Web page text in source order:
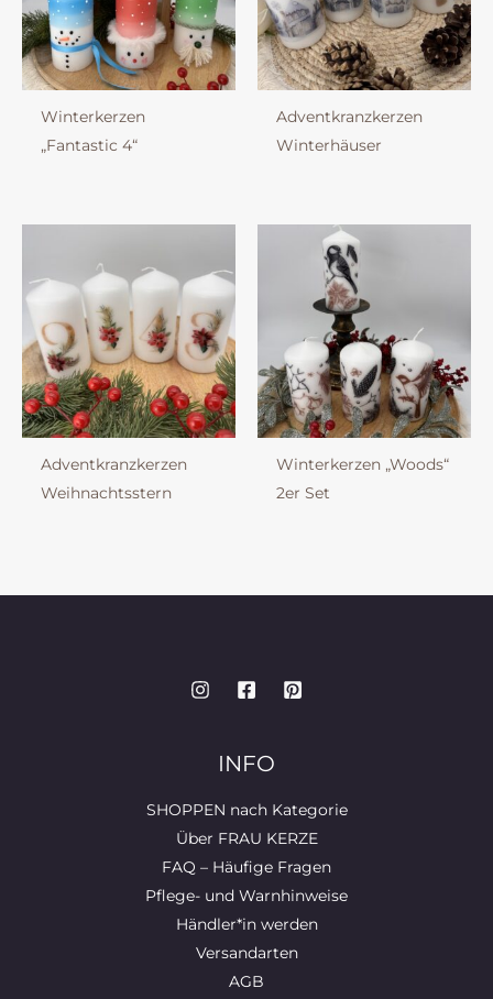
Winterkerzen
„Fantastic 4“
Adventkranzkerzen
Winterhäuser
Adventkranzkerzen
Weihnachtsstern
Winterkerzen „Woods“
2er Set
INFO
SHOPPEN nach Kategorie
Über FRAU KERZE
FAQ – Häufige Fragen
Pflege- und Warnhinweise
Händler*in werden
Versandarten
AGB